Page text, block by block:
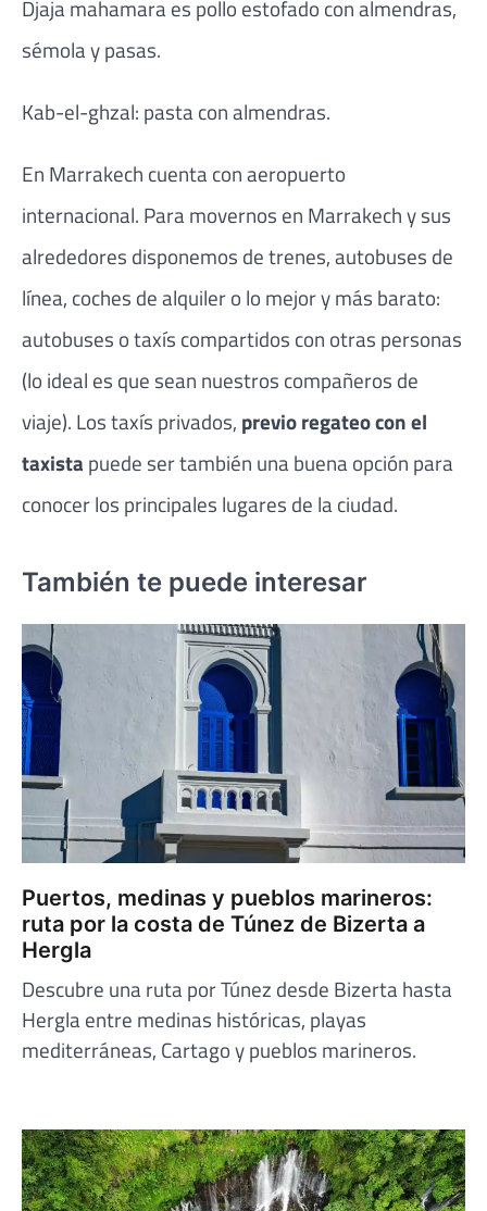
Djaja mahamara es pollo estofado con almendras,
sémola y pasas.
Kab-el-ghzal: pasta con almendras.
En Marrakech cuenta con aeropuerto
internacional. Para movernos en Marrakech y sus
alrededores disponemos de trenes, autobuses de
línea, coches de alquiler o lo mejor y más barato:
autobuses o taxís compartidos con otras personas
(lo ideal es que sean nuestros compañeros de
viaje). Los taxís privados, previo regateo con el
taxista puede ser también una buena opción para
conocer los principales lugares de la ciudad.
También te puede interesar
Puertos, medinas y pueblos marineros:
ruta por la costa de Túnez de Bizerta a
Hergla
Descubre una ruta por Túnez desde Bizerta hasta
Hergla entre medinas históricas, playas
mediterráneas, Cartago y pueblos marineros.